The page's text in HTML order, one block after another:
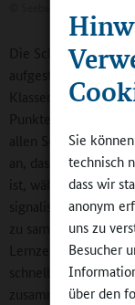
Sie
technisch
dass wir
anonym
uns zu
Besucher
über den
Die Schule hat ein
aufgestellt, das für
Klassen- und
Punktesystem auf:
allen Schülerinnen
an, dass Aufgaben
ist, während der
signalisiert, zum
zu sammeln oder ein
Lernzeiten auch
schnelle Arbeiter“
zusammengestellt